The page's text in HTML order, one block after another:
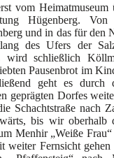
vom Heimatmuseum
Hügenberg.
und in das für den
des Ufers der
wird schließlich
Pausenbrot im
geht es durch
geprägten Dorfes
Schachtstraße nach
bis wir oberhalb
Menhir „Weiße
weiter Fernsicht